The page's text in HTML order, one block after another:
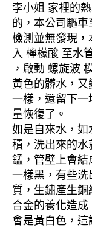
李小姐 家裡的
的，本公司驅車
檢測並無發現，
入 檸檬酸 至水
，啟動 螺旋波
黃色的髒水，又
一樣，還留下
量恢復了。
如是自來水，
積，洗出來的水
錳，管壁上會結
一樣黑，有些洗
質，生鏽產生
合金的養化造
會是黃白色，